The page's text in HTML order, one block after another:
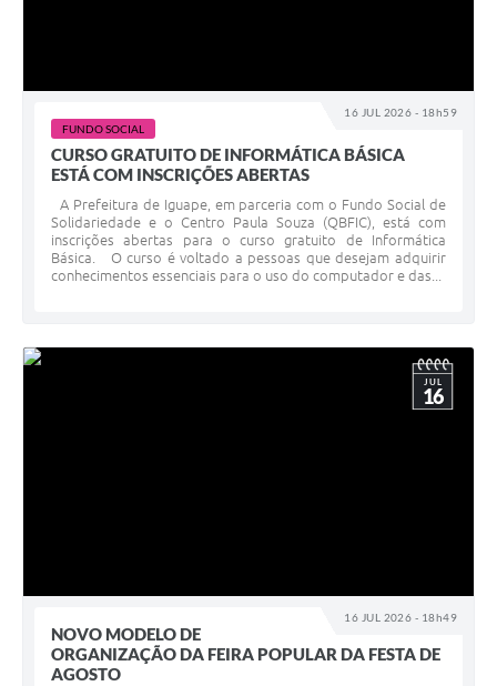
16 JUL 2026 - 18h59
FUNDO SOCIAL
CURSO GRATUITO DE INFORMÁTICA BÁSICA
ESTÁ COM INSCRIÇÕES ABERTAS
A Prefeitura de Iguape, em parceria com o Fundo Social de
Solidariedade e o Centro Paula Souza (QBFIC), está com
inscrições abertas para o curso gratuito de Informática
Básica. O curso é voltado a pessoas que desejam adquirir
conhecimentos essenciais para o uso do computador e das...
16 JUL 2026 - 18h49
JUL
16
NOVO MODELO DE
ORGANIZAÇÃO DA FEIRA POPULAR DA FESTA DE
AGOSTO